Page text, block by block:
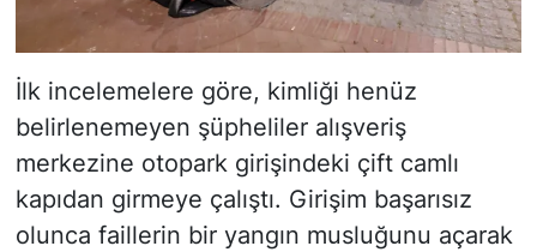
İlk incelemelere göre, kimliği henüz
belirlenemeyen şüpheliler alışveriş
merkezine otopark girişindeki çift camlı
kapıdan girmeye çalıştı. Girişim başarısız
olunca faillerin bir yangın musluğunu açarak